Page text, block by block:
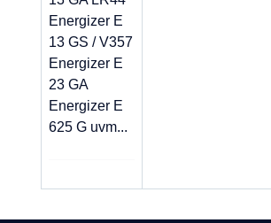
Energizer E
13 GS / V357
Energizer E
23 GA
Energizer E
625 G uvm...